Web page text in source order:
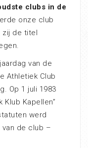
clubs in de
onze club
zij de titel
van de
Athletiek Club
Op 1 juli 1983
Klub Kapellen”
werd
de club –